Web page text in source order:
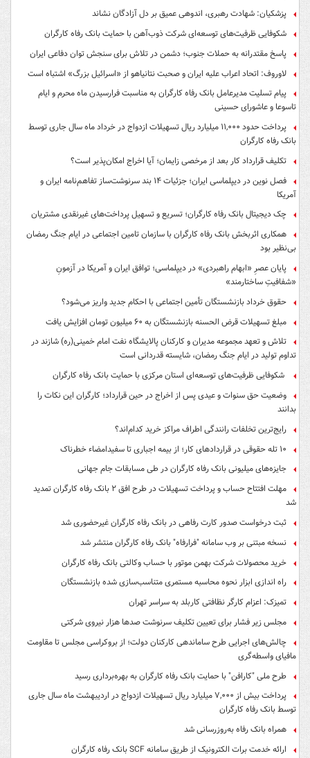
پزشکیان: شهادت رهبری، اندوهی عمیق بر دل آزادگان نشاند
شکوفایی ظرفیت‌های توسعه‌ای شرکت ذوب‌آهن با حمایت‌ بانک رفاه کارگران
پاسخ مقتدرانه به حملات جنوب؛ دشمن در تلاش برای سنجش توان دفاعی ایران
لاوروف: اتحاد اعراب علیه ایران و صحبت نتانیاهو از «اسرائیل بزرگ» اشتباه است
پیام تسلیت مدیرعامل بانک رفاه کارگران به مناسبت فرارسیدن ماه محرم و ایام
تاسوعا و عاشورای حسینی
پرداخت حدود ۱۱,۰۰۰ میلیارد ریال تسهیلات ازدواج در خرداد ماه سال جاری توسط
بانک رفاه کارگران
تکلیف قرارداد کار بعد از مرخصی زایمان؛ آیا اخراج امکان‌پذیر است؟
فصل نوین در دیپلماسی ایران؛ جزئیات ۱۴ بند سرنوشت‌ساز تفاهم‌نامه ایران و
آمریکا
چک دیجیتال بانک رفاه کارگران؛ تسریع و تسهیل پرداخت‌های غیرنقدی مشتریان
همکاری اثربخش بانک رفاه کارگران با سازمان تامین اجتماعی در ایام جنگ رمضان
بی‌نظیر بود
پایان عصرِ «ابهام راهبردی» در دیپلماسی؛ توافق ایران و آمریکا در آزمونِ
«شفافیتِ ساختارمند»
حقوق خرداد بازنشستگان تأمین اجتماعی با احکام جدید واریز می‌شود؟
مبلغ تسهیلات قرض الحسنه بازنشستگان به ۶۰ میلیون تومان افزایش یافت
تلاش و تعهد مجموعه مدیران و کارکنان پالایشگاه نفت امام خمینی(ره) شازند در
تداوم تولید در ایام جنگ رمضان، شایسته قدردانی است
شکوفایی ظرفیت‌های توسعه‌ای استان مرکزی با حمایت بانک رفاه کارگران
وضعیت حق سنوات و عیدی پس از اخراج در حین قرارداد؛ کارگران این نکات را
بدانند
رایج‌ترین تخلفات رانندگی اطراف مراکز خرید کدام‌اند؟
۱۰ تله حقوقی در قراردادهای کار؛ از بیمه اجباری تا سفیدامضاء خطرناک
جایزه‌های میلیونی بانک رفاه کارگران در طی مسابقات جام جهانی
مهلت افتتاح حساب و پرداخت تسهیلات در طرح افق ۲ بانک رفاه کارگران تمدید
شد
ثبت درخواست صدور کارت رفاهی در بانک رفاه کارگران غیرحضوری شد
نسخه مبتنی بر وب سامانه "فرارفاه" بانک رفاه کارگران منتشر شد
خرید محصولات شرکت بهمن موتور با حساب وکالتی بانک رفاه کارگران
راه اندازی ابزار نحوه محاسبه مستمری متناسب‌سازی شده بازنشستگان
تمیزک: اعزام کارگر نظافتی کاربلد به سراسر تهران
مجلس زیر فشار برای تعیین تکلیف سرنوشت صدها هزار نیروی شرکتی
چالش‌های اجرایی طرح ساماندهی کارکنان دولت؛ از بروکراسی مجلس تا مقاومت
مافیای واسطه‌گری
طرح ملی "کارافن" با حمایت بانک رفاه کارگران به بهره‌برداری رسید
پرداخت بیش از ۷,۰۰۰ میلیارد ریال تسهیلات ازدواج در اردیبهشت ماه سال جاری
توسط بانک رفاه کارگران
همراه بانک رفاه به‌روزرسانی شد
ارائه خدمت برات الکترونیک از طریق سامانه SCF بانک رفاه کارگران